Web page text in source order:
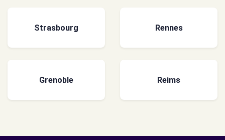
Strasbourg Rennes
Grenoble Reims